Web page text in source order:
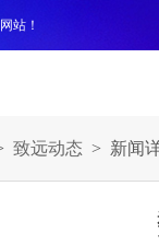
站！
致远动态 > 新闻